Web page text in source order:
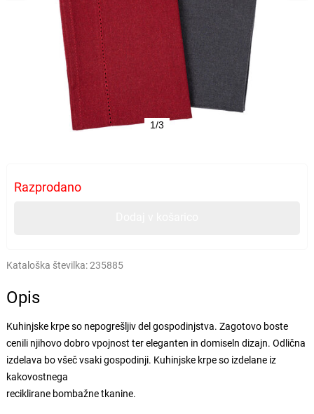
1/3
Razprodano
Kataloška številka:235885
Opis
Kuhinjske krpe so nepogrešljiv del gospodinjstva. Zagotovo boste
cenili njihovo dobro vpojnost ter eleganten in domiseln dizajn. Odlična
izdelava bo všeč vsaki gospodinji. Kuhinjske krpe so izdelane iz
kakovostnega
reciklirane bombažne tkanine.